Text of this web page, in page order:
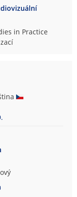
in Practice